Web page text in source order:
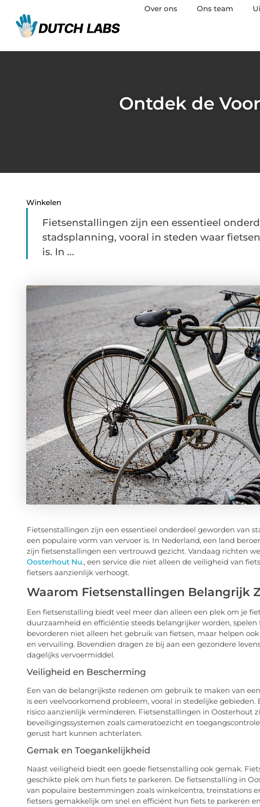
Over ons Ons team
Ontdek de
Winkelen
Fietsenstallingen zijn een essentieel
stadsplanning, vooral in steden waar
is. In ...
Fietsenstallingen zijn een essentieel onderdeel geworden van
een populaire vorm van vervoer is. In Nederland, een land
zijn fietsenstallingen een vertrouwd gezicht. Vandaag richten
Oosterhout Nu., een service die niet alleen de veiligheid van
fietsers aanzienlijk verhoogt.
Waarom Fietsenstallingen Belangrijk
Een fietsenstalling biedt veel meer dan alleen een plek om je
duurzaamheid en efficiëntie steeds belangrijker worden,
bevorderen niet alleen het gebruik van fietsen, maar helpen
en vervuiling. Bovendien dragen ze bij aan een gezondere
dagelijks vervoermiddel.
Veiligheid en Bescherming
Een van de belangrijkste redenen om gebruik te maken van
is een veelvoorkomend probleem, vooral in stedelijke
risico aanzienlijk verminderen. Fietsenstallingen in Oosterhout
beveiligingssystemen zoals cameratoezicht en
gerust hart kunnen achterlaten.
Gemak en Toegankelijkheid
Naast veiligheid biedt een goede fietsenstalling ook gemak.
geschikte plek om hun fiets te parkeren. De fietsenstalling in
van populaire bestemmingen zoals winkelcentra, treinstations
fietsers gemakkelijk om snel en efficiënt hun fiets te parkeren